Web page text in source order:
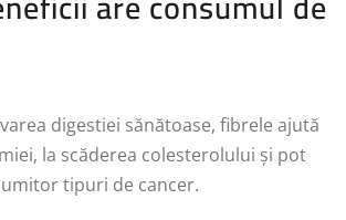
digestiei sănătoase, fibrele ajută
la scăderea colesterolului și pot
tipuri de cancer.